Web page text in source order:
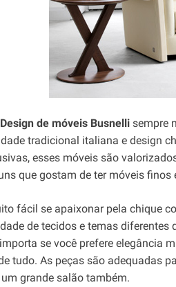
Design de móveis Busnelli sempre
tradicional italiana e design
esses móveis são
que gostam de ter móveis
fácil se apaixonar pela chique
de tecidos e temas diferentes
se você prefere elegância
tudo. As peças são adequadas
grande salão também.